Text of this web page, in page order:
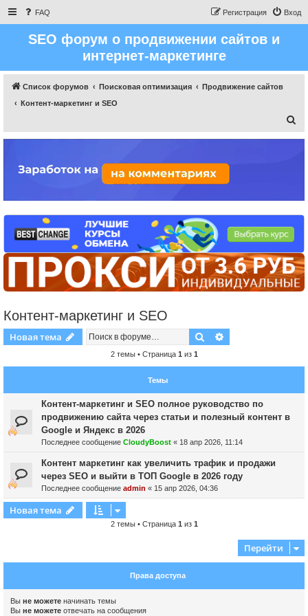
FAQ Вход
Регистрация
SEO форум о продвижении сайтов и
интернет-маркетинге
Список форумов Поисковая оптимизация
Продвижение сайтов
Контент-маркетинг и SEO
Контент-маркетинг и SEO
Новая тема Поиск
2 темы • Страница 1 из 1
Темы
Контент-маркетинг и SEO полное руководство по
продвижению сайта через статьи и полезный контент в
Google и Яндекс в 2026
Последнее сообщение CloudyBoost « 18 апр 2026, 11:14
Контент маркетинг как увеличить трафик и продажи
через SEO и выйти в ТОП Google в 2026 году
Последнее сообщение admin « 15 апр 2026, 04:36
Новая тема
2 темы • Страница 1 из 1
Перейти
Права доступа
Вы не можете начинать темы
Вы не можете отвечать на сообщения